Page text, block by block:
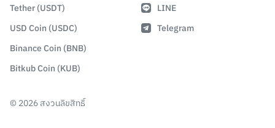
Tether (USDT)
USD Coin (USDC)
Binance Coin (BNB)
Bitkub Coin (KUB)
LINE
Telegram
© 2026สงวนลิขสิทธิ์